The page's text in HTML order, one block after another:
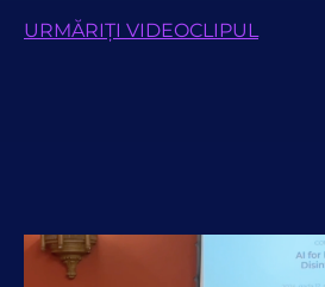
URMĂRIȚI VIDEOCLIPUL